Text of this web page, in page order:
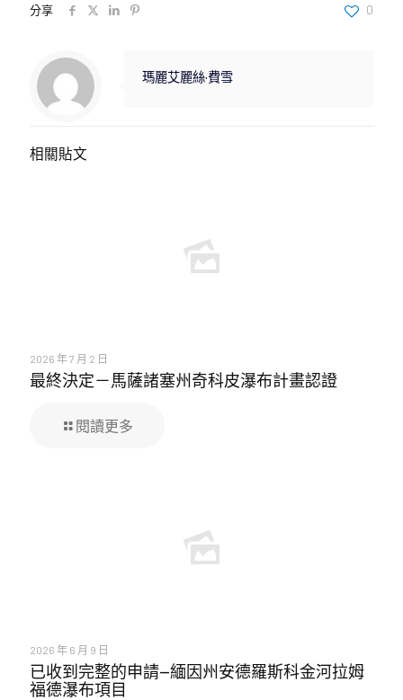
分享 0
瑪麗艾麗絲·費雪
相關貼文
2026 年 7 月 2 日
最終決定－馬薩諸塞州奇科皮瀑布計畫認證
閱讀更多
2026 年 6 月 9 日
已收到完整的申請—緬因州安德羅斯科金河拉姆
福德瀑布項目